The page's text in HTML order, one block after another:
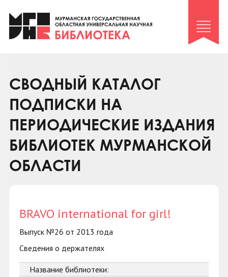
Клуб «Гиря и сельдерей»
Клуб «Семейный архив»
Коллегам
Контакты
СВОДНЫЙ КАТАЛОГ
ПОДПИСКИ НА
ПЕРИОДИЧЕСКИЕ ИЗДАНИЯ
БИБЛИОТЕК МУРМАНСКОЙ
ОБЛАСТИ
BRAVO international for girl!
Выпуск №26 от 2013 года
Сведения о держателях
Название библиотеки: